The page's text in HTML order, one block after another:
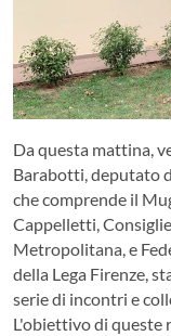
Da questa mattina,
Barabotti, deputato
che comprende il
Cappelletti,
Metropolitana, e
della Lega Firenze,
serie di incontri e
L'obiettivo di queste